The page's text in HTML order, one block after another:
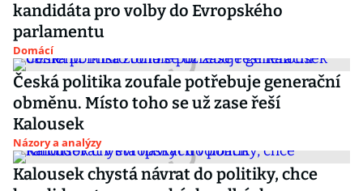
kandidáta pro volby do Evropského
parlamentu
Domácí
Česká politika zoufale potřebuje generační
obměnu. Místo toho se už zase řeší
Kalousek
Názory a analýzy
Kalousek chystá návrat do politiky, chce